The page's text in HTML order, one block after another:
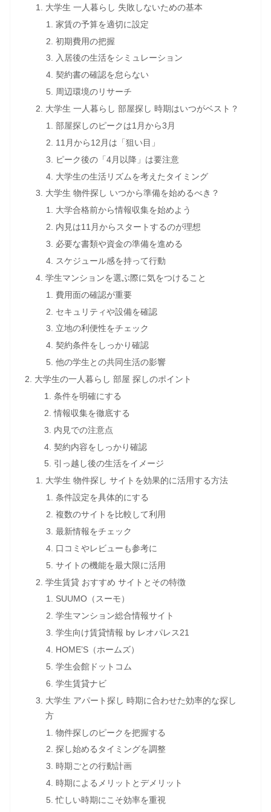
大学生 一人暮らし 失敗しないための基本
家賃の予算を適切に設定
初期費用の把握
入居後の生活をシミュレーション
契約書の確認を怠らない
周辺環境のリサーチ
大学生 一人暮らし 部屋探し 時期はいつがベスト？
部屋探しのピークは1月から3月
11月から12月は「狙い目」
ピーク後の「4月以降」は要注意
大学生の生活リズムを考えたタイミング
大学生 物件探し いつから準備を始めるべき？
大学合格前から情報収集を始めよう
内見は11月からスタートするのが理想
必要な書類や資金の準備を進める
スケジュール感を持って行動
学生マンションを選ぶ際に気をつけること
費用面の確認が重要
セキュリティや設備を確認
立地の利便性をチェック
契約条件をしっかり確認
他の学生との共同生活の影響
大学生の一人暮らし 部屋 探しのポイント
条件を明確にする
情報収集を徹底する
内見での注意点
契約内容をしっかり確認
引っ越し後の生活をイメージ
大学生 物件探し サイトを効果的に活用する方法
条件設定を具体的にする
複数のサイトを比較して利用
最新情報をチェック
口コミやレビューも参考に
サイトの機能を最大限に活用
学生賃貸 おすすめ サイトとその特徴
SUUMO（スーモ）
学生マンション総合情報サイト
学生向け賃貸情報 by レオパレス21
HOME’S（ホームズ）
学生会館ドットコム
学生賃貸ナビ
大学生 アパート探し 時期に合わせた効率的な探し
方
物件探しのピークを把握する
探し始めるタイミングを調整
時期ごとの行動計画
時期によるメリットとデメリット
忙しい時期にこそ効率を重視